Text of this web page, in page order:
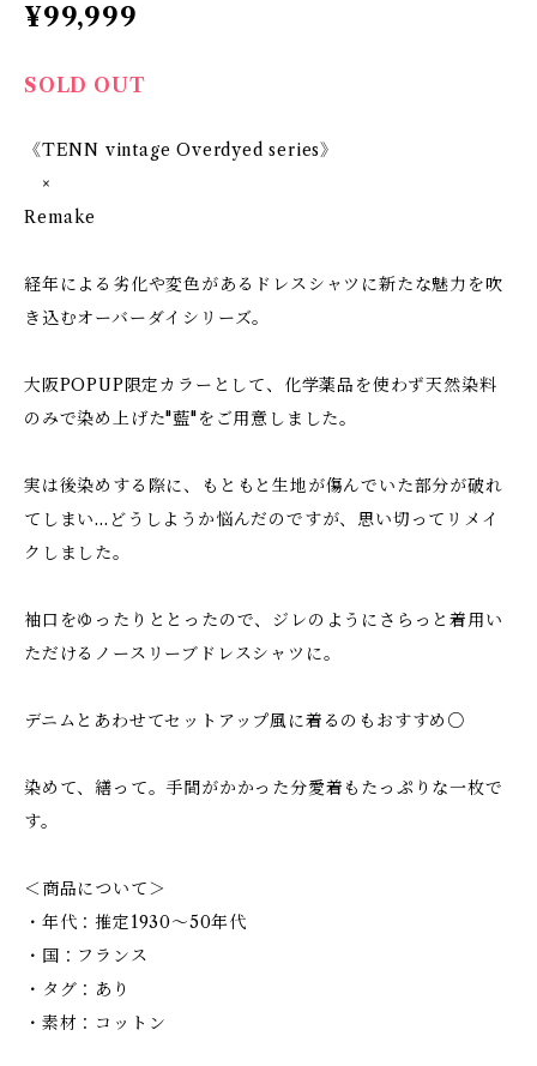
¥99,999
SOLD OUT
《TENN vintage Overdyed series》
×
Remake
経年による劣化や変色があるドレスシャツに新たな魅力を吹
き込むオーバーダイシリーズ。
大阪POPUP限定カラーとして、化学薬品を使わず天然染料
のみで染め上げた"藍"をご用意しました。
実は後染めする際に、もともと生地が傷んでいた部分が破れ
てしまい…どうしようか悩んだのですが、思い切ってリメイ
クしました。
袖口をゆったりととったので、ジレのようにさらっと着用い
ただけるノースリーブドレスシャツに。
デニムとあわせてセットアップ風に着るのもおすすめ○
染めて、繕って。手間がかかった分愛着もたっぷりな一枚で
す。
＜商品について＞
・年代：推定1930〜50年代
・国：フランス
・タグ：あり
・素材：コットン